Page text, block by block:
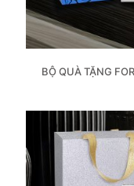
BỘ QUÀ TẶNG